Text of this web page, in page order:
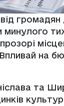
минулого
на
та